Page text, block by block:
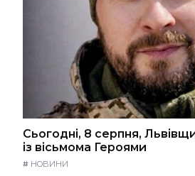
Сьогодні, 8 серпня,
із вісьмома Героями
# НОВИНИ